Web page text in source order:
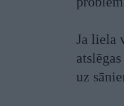
Ja liela
uz